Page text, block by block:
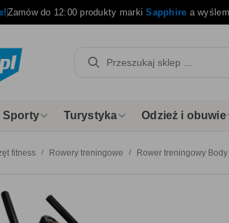
Zamów do 12:00 produkty markiSapphire a
Sporty Turystyka Odzież i obuwie
fitness Rowery treningowe Rower treningowy